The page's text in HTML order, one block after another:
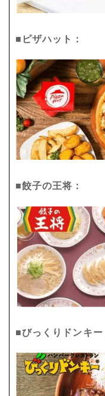
■ピザハット：
■餃子の王将：
■びっくりドンキー